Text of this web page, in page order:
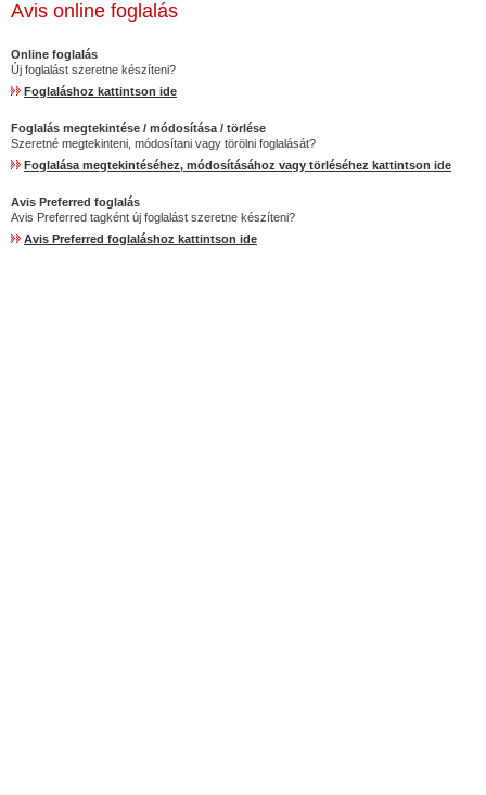
Avis online foglalás
Online foglalás
Új foglalást szeretne készíteni?
Foglaláshoz kattintson ide
Foglalás megtekintése / módosítása / törlése
Szeretné megtekinteni, módosítani vagy törölni foglalását?
Foglalása megtekintéséhez, módosításához vagy törléséhez kattintson ide
Avis Preferred foglalás
Avis Preferred tagként új foglalást szeretne készíteni?
Avis Preferred foglaláshoz kattintson ide